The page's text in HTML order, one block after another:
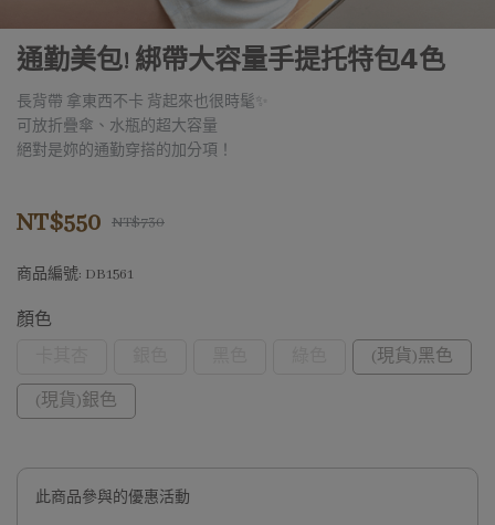
通勤美包! 綁帶大容量手提托特包𝟰色
長背帶 拿東西不卡 背起來也很時髦✨
可放折疊傘、水瓶的超大容量
絕對是妳的通勤穿搭的加分項！
NT$550 NT$730
商品編號: DB1561
顏色
(現貨)黑色
(現貨)銀色
此商品參與的優惠活動